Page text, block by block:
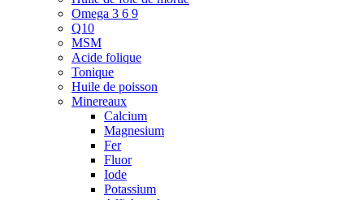
Omega 3 6 9
Q10
MSM
Acide folique
Tonique
Huile de poisson
Minereaux
Calcium
Magnesium
Fer
Fluor
Iode
Potassium